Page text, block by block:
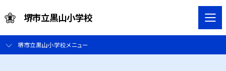
堺市立黒山小学校
堺市立黒山小学校メニュー